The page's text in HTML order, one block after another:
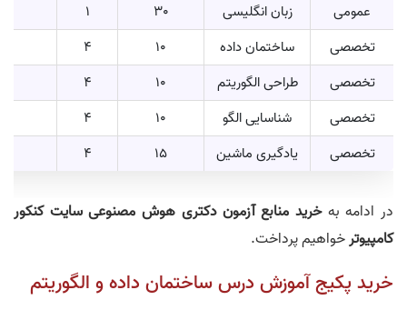
عمومی
زبان انگلیسی 30
1
تخصصی
ساختمان داده 10
4
تخصصی
طراحی الگوریتم 10
4
تخصصی
شناسایی الگو 10
4
تخصصی
یادگیری ماشین 15
4
در ادامه بهخرید منابع آزمون دکتری هوش مصنوعی سایت کنکور
کامپیوترخواهیم پرداخت.
خرید پکیج آموزش درس ساختمان داده و الگوریتم